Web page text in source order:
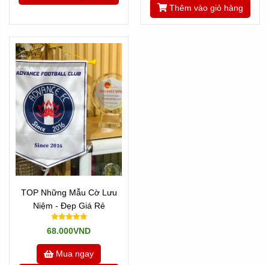
Thêm vào giỏ hàng
TOP Những Mẫu Cờ Lưu
Niệm - Đẹp Giá Rẻ
68.000VND
Mua ngay